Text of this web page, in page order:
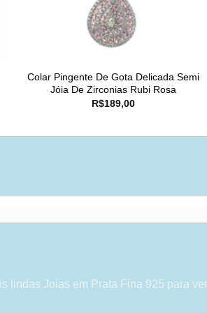
Colar Pingente De Gota Delicada Semi
Jóia De Zirconias Rubi Rosa
R$189,00
lindas Joias em Prata Fina 925 para